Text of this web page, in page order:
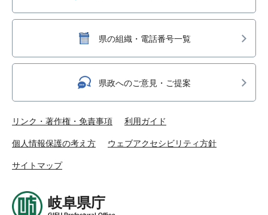
県の組織・電話番号一覧
県政へのご意見・ご提案
リンク・著作権・免責事項 利用ガイド
個人情報保護の考え方 ウェブアクセシビリティ方針
サイトマップ
岐阜県庁